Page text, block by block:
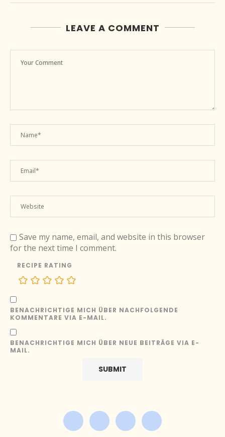
LEAVE A COMMENT
Save my name, email, and website in this browser
for the next time I comment.
RECIPE RATING
BENACHRICHTIGE MICH ÜBER NACHFOLGENDE
KOMMENTARE VIA E-MAIL.
BENACHRICHTIGE MICH ÜBER NEUE BEITRÄGE VIA E-
MAIL.